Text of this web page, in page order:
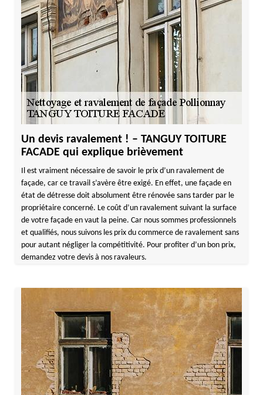
Un devis ravalement ! – TANGUY TOITURE
FACADE qui explique brièvement
Il est vraiment nécessaire de savoir le prix d’un ravalement de
façade, car ce travail s’avère être exigé. En effet, une façade en
état de détresse doit absolument être rénovée sans tarder par le
propriétaire concerné. Le coût d’un ravalement suivant la surface
de votre façade en vaut la peine. Car nous sommes professionnels
et qualifiés, nous suivons les prix du commerce de ravalement sans
pour autant négliger la compétitivité. Pour profiter d’un bon prix,
demandez votre devis à nos ravaleurs.